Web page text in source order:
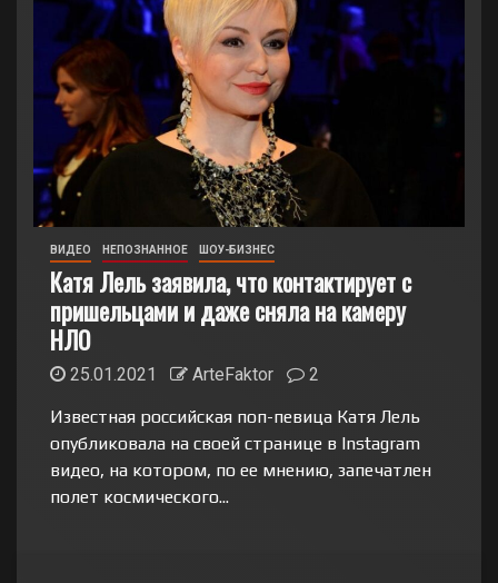
ВИДЕО НЕПОЗНАННОЕ ШОУ-БИЗНЕС
Катя Лель заявила, что контактирует с
пришельцами и даже сняла на камеру
НЛО
25.01.2021 ArteFaktor
2
Известная российская поп-певица Катя Лель
опубликовала на своей странице в Instagram
видео, на котором, по ее мнению, запечатлен
полет космического...